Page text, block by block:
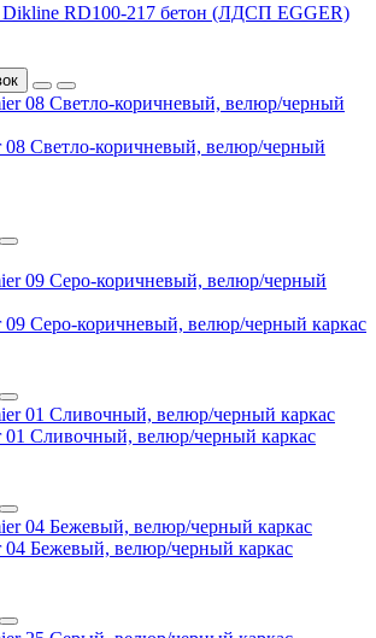
Dikline RD100-217 бетон (ЛДСП EGGER)
08 Светло-коричневый, велюр/черный
09 Серо-коричневый, велюр/черный каркас
01 Сливочный, велюр/черный каркас
04 Бежевый, велюр/черный каркас